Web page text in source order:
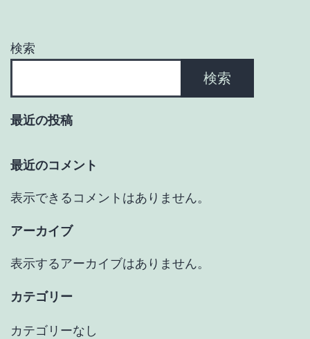
ョ
検索
検索
最近の投稿
最近のコメント
表示できるコメントはありません。
アーカイブ
表示するアーカイブはありません。
カテゴリー
カテゴリーなし